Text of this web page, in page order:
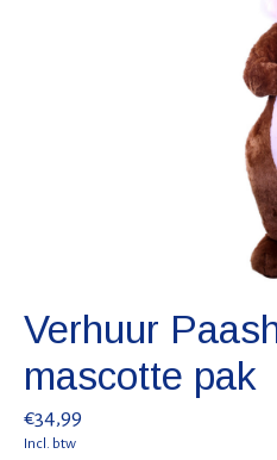
Verhuur
mascotte pak
€34,99
Incl. btw